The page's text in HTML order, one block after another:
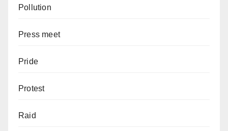
Pollution
Press meet
Pride
Protest
Raid